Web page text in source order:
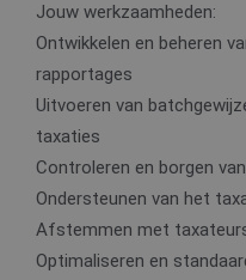
Jouw werkzaamheden:
Ontwikkelen en beheren
rapportages
Uitvoeren van
taxaties
Controleren en borgen
Ondersteunen van het
Afstemmen met
Optimaliseren en